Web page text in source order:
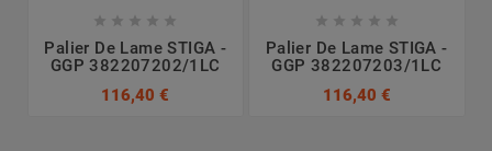
    
Palier De Lame STIGA -
GGP 382207202/1LC
116,40 €
    
Palier De Lame STIGA -
GGP 382207203/1LC
116,40 €